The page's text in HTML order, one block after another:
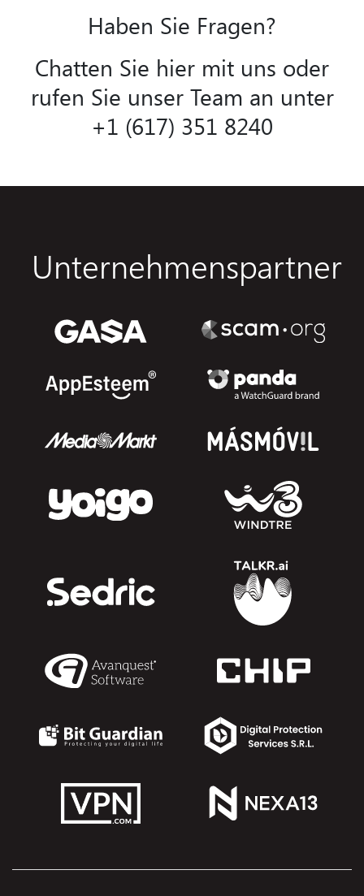
Haben Sie Fragen?
Chatten Sie hier mit uns oder
rufen Sie unser Team an unter
+1 (617) 351 8240
Unternehmenspartner